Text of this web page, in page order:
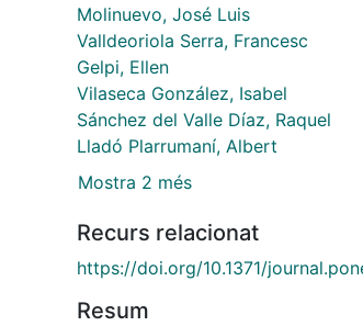
Molinuevo, José Luis
Valldeoriola Serra, Francesc
Gelpi, Ellen
Vilaseca González, Isabel
Sánchez del Valle Díaz, Raquel
Lladó Plarrumaní, Albert
Mostra 2 més
Recurs relacionat
https://doi.org/10.1371/
Resum